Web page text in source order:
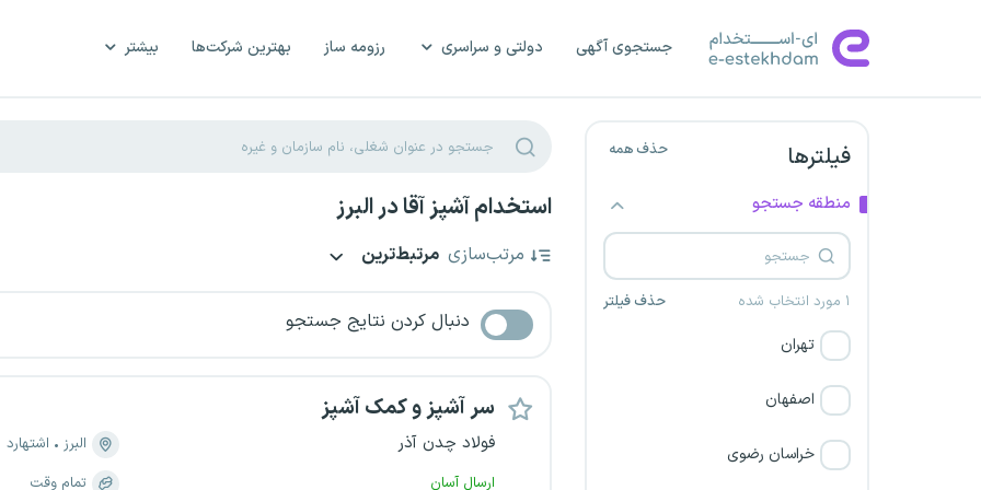
جستجوی آگهی دولتی و سراسری رزومه ساز بهترین شرکت‌ها بیشتر
فیلترها حذف همه
منطقه جستجو
۱ مورد انتخاب شده حذف فیلتر
تهران
اصفهان
خراسان رضوی
استخدام آشپز آقا در البرز
مرتب‌سازی مرتبط‌ترین
دنبال کردن نتایج جستجو
سر آشپز و کمک آشپز
فولاد چدن آذر
ارسال آسان
البرز
اشتهارد
تمام وقت